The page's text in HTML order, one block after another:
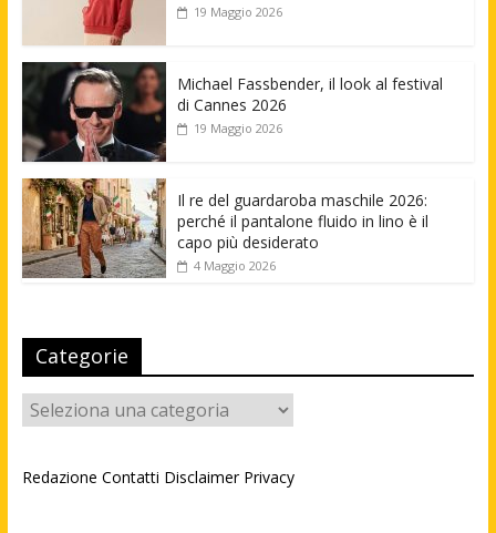
19 Maggio 2026
Michael Fassbender, il look al festival
di Cannes 2026
19 Maggio 2026
Il re del guardaroba maschile 2026:
perché il pantalone fluido in lino è il
capo più desiderato
4 Maggio 2026
Categorie
Categorie
Redazione Contatti Disclaimer Privacy